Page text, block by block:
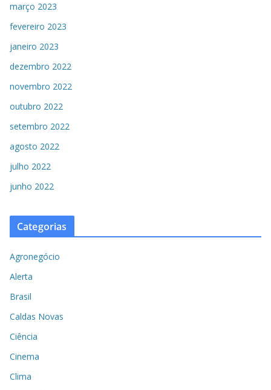
março 2023
fevereiro 2023
janeiro 2023
dezembro 2022
novembro 2022
outubro 2022
setembro 2022
agosto 2022
julho 2022
junho 2022
Categorias
Agronegócio
Alerta
Brasil
Caldas Novas
Ciência
Cinema
Clima